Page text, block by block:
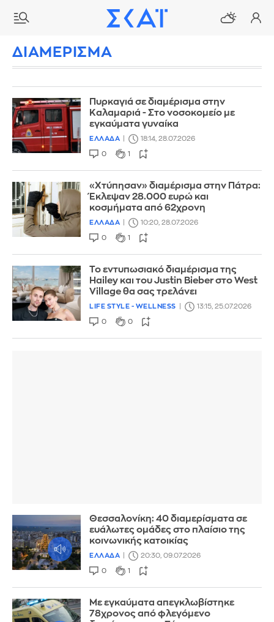
ΔΙΑΜΕΡΙΣΜΑ
Πυρκαγιά σε διαμέρισμα στην
Καλαμαριά - Στο νοσοκομείο με
εγκαύματα γυναίκα
ΕΛΛΑΔΑ 18:14, 28.07.2026
0 1
«Χτύπησαν» διαμέρισμα στην Πάτρα:
Έκλεψαν 28.000 ευρώ και
κοσμήματα από 62χρονη
ΕΛΛΑΔΑ 10:20, 28.07.2026
0 1
Το εντυπωσιακό διαμέρισμα της
Hailey και του Justin Bieber στο West
Village θα σας τρελάνει
LIFE STYLE - WELLNESS 13:15, 25.07.2026
0 0
Θεσσαλονίκη: 40 διαμερίσματα σε
ευάλωτες ομάδες στο πλαίσιο της
κοινωνικής κατοικίας
ΕΛΛΑΔΑ 20:30, 09.07.2026
0 1
Με εγκαύματα απεγκλωβίστηκε
78χρονος από φλεγόμενο